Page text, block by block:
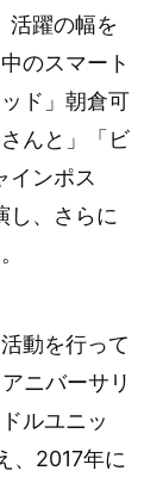
活躍の幅を
のスマート
ド」朝倉可
んと」「ビ
インポス
し、さらに
動を行って
ニバーサリ
ルユニッ
、2017年に